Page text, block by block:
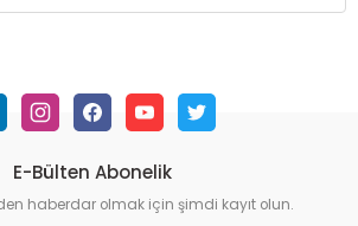
Yorum Yaz
iletebilirsiniz.
için teşekkür ederiz.
bozuk veya görüntülenemiyor.
eksik bilgiler bulunuyor.
E-Bülten Abonelik
haberdar olmak için şimdi kayıt olun.